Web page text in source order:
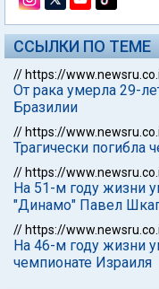
ССЫЛКИ ПО ТЕМЕ
// https://
От рака умерла 29-
Бразилии
// https://
Трагически погибла
// https://
На 51-м году жизни
"Динамо" Павел
// https://
На 46-м году жизни
чемпионате Израиля